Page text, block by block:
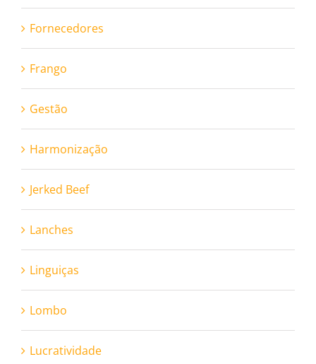
Fornecedores
Frango
Gestão
Harmonização
Jerked Beef
Lanches
Linguiças
Lombo
Lucratividade